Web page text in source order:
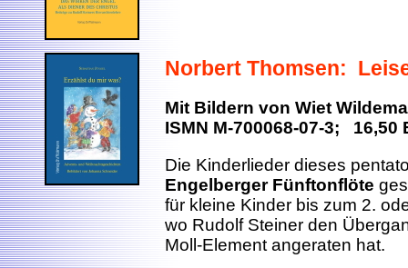
Norbert Thomsen:
Mit Bildern von Wiet
ISMN M-700068-07-3; 16,50
Die Kinderlieder dieses
Engelberger Fünftonflöte
für kleine Kinder bis zum 2.
wo Rudolf Steiner den
Moll-Element angeraten hat.